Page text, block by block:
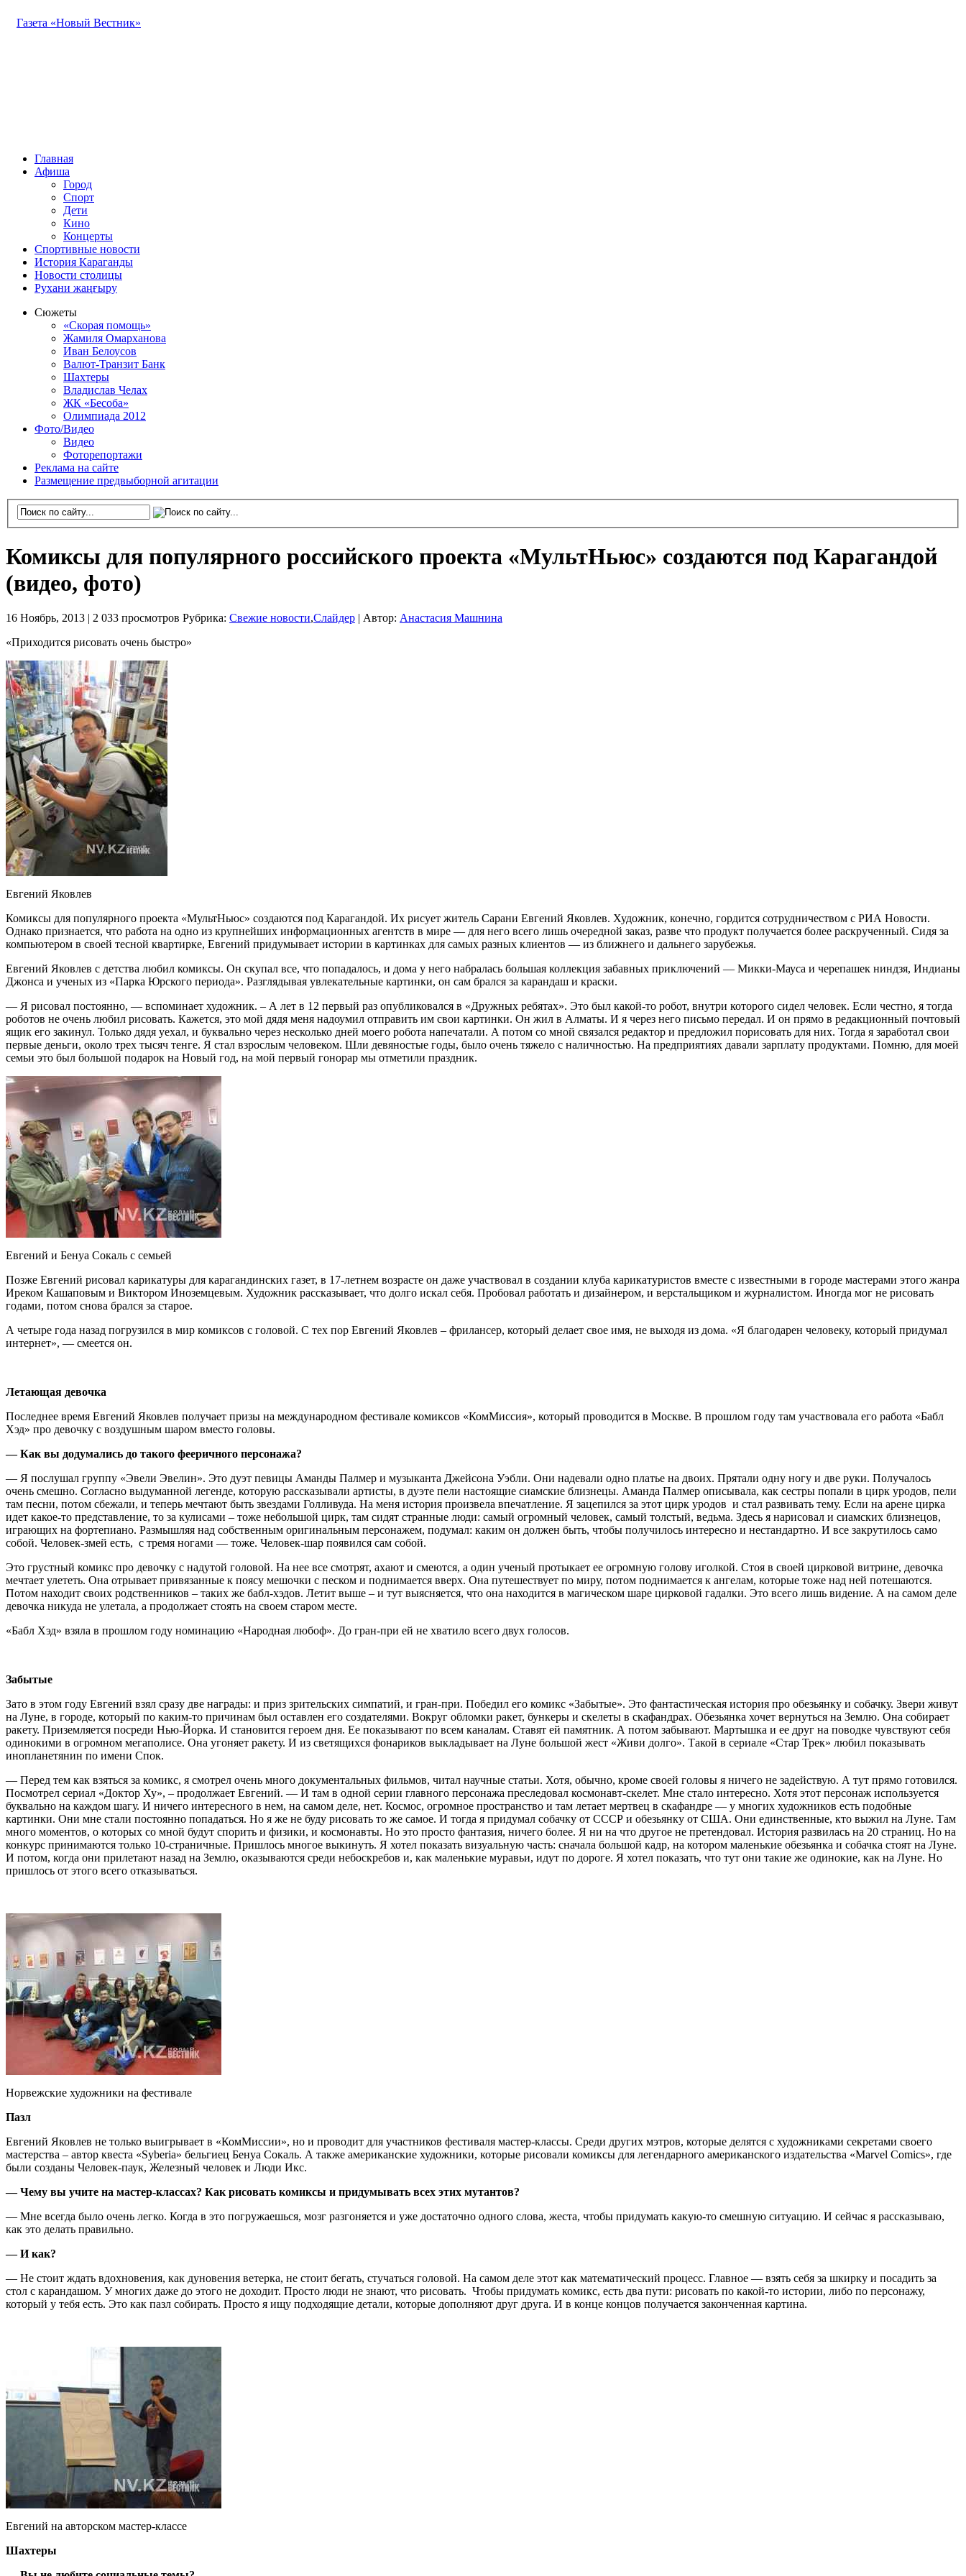
Газета «Новый Вестник»
Главная
Афиша
Город
Спорт
Дети
Кино
Концерты
Спортивные новости
История Караганды
Новости столицы
Рухани жаңғыру
Сюжеты
«Скорая помощь»
Жамиля Омарханова
Иван Белоусов
Валют-Транзит Банк
Шахтеры
Владислав Челах
ЖК «Бесоба»
Олимпиада 2012
Фото/Видео
Видео
Фоторепортажи
Реклама на сайте
Размещение предвыборной агитации
Комиксы для популярного российского проекта «МультНьюс» создаются под Карагандой
(видео, фото)
16 Ноябрь, 2013 | 2 033 просмотров Рубрика: Свежие новости,Слайдер Автор: Анастасия Машнина
«Приходится рисовать очень быстро»
Евгений Яковлев
Комиксы для популярного проекта «МультНьюс» создаются под Карагандой. Их рисует житель Сарани Евгений Яковлев. Художник, конечно, гордится сотрудничеством с РИА Новости.
Однако признается, что работа на одно из крупнейших информационных агентств в мире — для него всего лишь очередной заказ, разве что продукт получается более раскрученный. Сидя за
компьютером в своей тесной квартирке, Евгений придумывает истории в картинках для самых разных клиентов — из ближнего и дальнего зарубежья.
Евгений Яковлев с детства любил комиксы. Он скупал все, что попадалось, и дома у него набралась большая коллекция забавных приключений — Микки-Мауса и черепашек ниндзя, Индианы
Джонса и ученых из «Парка Юрского периода». Разглядывая увлекательные картинки, он сам брался за карандаш и краски.
— Я рисовал постоянно, — вспоминает художник. – А лет в 12 первый раз опубликовался в «Дружных ребятах». Это был какой-то робот, внутри которого сидел человек. Если честно, я тогда
роботов не очень любил рисовать. Кажется, это мой дядя меня надоумил отправить им свои картинки. Он жил в Алматы. И я через него письмо передал. И он прямо в редакционный почтовый
ящик его закинул. Только дядя уехал, и буквально через несколько дней моего робота напечатали. А потом со мной связался редактор и предложил порисовать для них. Тогда я заработал свои
первые деньги, около трех тысяч тенге. Я стал взрослым человеком. Шли девяностые годы, было очень тяжело с наличностью. На предприятиях давали зарплату продуктами. Помню, для моей
семьи это был большой подарок на Новый год, на мой первый гонорар мы отметили праздник.
Евгений и Бенуа Сокаль с семьей
Позже Евгений рисовал карикатуры для карагандинских газет, в 17-летнем возрасте он даже участвовал в создании клуба карикатуристов вместе с известными в городе мастерами этого жанра
Иреком Кашаповым и Виктором Иноземцевым. Художник рассказывает, что долго искал себя. Пробовал работать и дизайнером, и верстальщиком и журналистом. Иногда мог не рисовать
годами, потом снова брался за старое.
А четыре года назад погрузился в мир комиксов с головой. С тех пор Евгений Яковлев – фрилансер, который делает свое имя, не выходя из дома. «Я благодарен человеку, который придумал
интернет», — смеется он.
Летающая девочка
Последнее время Евгений Яковлев получает призы на международном фестивале комиксов «КомМиссия», который проводится в Москве. В прошлом году там участвовала его работа «Бабл
Хэд» про девочку с воздушным шаром вместо головы.
— Как вы додумались до такого фееричного персонажа?
— Я послушал группу «Эвели Эвелин». Это дуэт певицы Аманды Палмер и музыканта Джейсона Уэбли. Они надевали одно платье на двоих. Прятали одну ногу и две руки. Получалось
очень смешно. Согласно выдуманной легенде, которую рассказывали артисты, в дуэте пели настоящие сиамские близнецы. Аманда Палмер описывала, как сестры попали в цирк уродов, пели
там песни, потом сбежали, и теперь мечтают быть звездами Голливуда. На меня история произвела впечатление. Я зацепился за этот цирк уродов и стал развивать тему. Если на арене цирка
идет какое-то представление, то за кулисами – тоже небольшой цирк, там сидят странные люди: самый огромный человек, самый толстый, ведьма. Здесь я нарисовал и сиамских близнецов,
играющих на фортепиано. Размышляя над собственным оригинальным персонажем, подумал: каким он должен быть, чтобы получилось интересно и нестандартно. И все закрутилось само
собой. Человек-змей есть, с тремя ногами — тоже. Человек-шар появился сам собой.
Это грустный комикс про девочку с надутой головой. На нее все смотрят, ахают и смеются, а один ученый протыкает ее огромную голову иголкой. Стоя в своей цирковой витрине, девочка
мечтает улететь. Она отрывает привязанные к поясу мешочки с песком и поднимается вверх. Она путешествует по миру, потом поднимается к ангелам, которые тоже над ней потешаются.
Потом находит своих родственников – таких же бабл-хэдов. Летит выше – и тут выясняется, что она находится в магическом шаре цирковой гадалки. Это всего лишь видение. А на самом деле
девочка никуда не улетала, а продолжает стоять на своем старом месте.
«Бабл Хэд» взяла в прошлом году номинацию «Народная любоф». До гран-при ей не хватило всего двух голосов.
Забытые
Зато в этом году Евгений взял сразу две награды: и приз зрительских симпатий, и гран-при. Победил его комикс «Забытые». Это фантастическая история про обезьянку и собачку. Звери живут
на Луне, в городе, который по каким-то причинам был оставлен его создателями. Вокруг обломки ракет, бункеры и скелеты в скафандрах. Обезьянка хочет вернуться на Землю. Она собирает
ракету. Приземляется посреди Нью-Йорка. И становится героем дня. Ее показывают по всем каналам. Ставят ей памятник. А потом забывают. Мартышка и ее друг на поводке чувствуют себя
одинокими в огромном мегаполисе. Она угоняет ракету. И из светящихся фонариков выкладывает на Луне большой жест «Живи долго». Такой в сериале «Стар Трек» любил показывать
инопланетянин по имени Спок.
— Перед тем как взяться за комикс, я смотрел очень много документальных фильмов, читал научные статьи. Хотя, обычно, кроме своей головы я ничего не задействую. А тут прямо готовился.
Посмотрел сериал «Доктор Ху», – продолжает Евгений. — И там в одной серии главного персонажа преследовал космонавт-скелет. Мне стало интересно. Хотя этот персонаж используется
буквально на каждом шагу. И ничего интересного в нем, на самом деле, нет. Космос, огромное пространство и там летает мертвец в скафандре — у многих художников есть подобные
картинки. Они мне стали постоянно попадаться. Но я же не буду рисовать то же самое. И тогда я придумал собачку от СССР и обезьянку от США. Они единственные, кто выжил на Луне. Там
много моментов, о которых со мной будут спорить и физики, и космонавты. Но это просто фантазия, ничего более. Я ни на что другое не претендовал. История развилась на 20 страниц. Но на
конкурс принимаются только 10-страничные. Пришлось многое выкинуть. Я хотел показать визуальную часть: сначала большой кадр, на котором маленькие обезьянка и собачка стоят на Луне.
И потом, когда они прилетают назад на Землю, оказываются среди небоскребов и, как маленькие муравьи, идут по дороге. Я хотел показать, что тут они такие же одинокие, как на Луне. Но
пришлось от этого всего отказываться.
Норвежские художники на фестивале
Пазл
Евгений Яковлев не только выигрывает в «КомМиссии», но и проводит для участников фестиваля мастер-классы. Среди других мэтров, которые делятся с художниками секретами своего
мастерства – автор квеста «Syberia» бельгиец Бенуа Сокаль. А также американские художники, которые рисовали комиксы для легендарного американского издательства «Marvel Comics», где
были созданы Человек-паук, Железный человек и Люди Икс.
— Чему вы учите на мастер-классах? Как рисовать комиксы и придумывать всех этих мутантов?
— Мне всегда было очень легко. Когда в это погружаешься, мозг разгоняется и уже достаточно одного слова, жеста, чтобы придумать какую-то смешную ситуацию. И сейчас я рассказываю,
как это делать правильно.
— И как?
— Не стоит ждать вдохновения, как дуновения ветерка, не стоит бегать, стучаться головой. На самом деле этот как математический процесс. Главное — взять себя за шкирку и посадить за
стол с карандашом. У многих даже до этого не доходит. Просто люди не знают, что рисовать. Чтобы придумать комикс, есть два пути: рисовать по какой-то истории, либо по персонажу,
который у тебя есть. Это как пазл собирать. Просто я ищу подходящие детали, которые дополняют друг друга. И в конце концов получается законченная картина.
Евгений на авторском мастер-классе
Шахтеры